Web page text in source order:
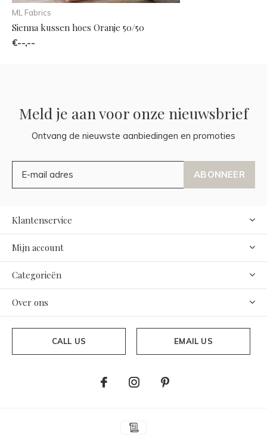
ML Fabrics
Sienna kussen hoes Oranje 50/50
€--,--
Meld je aan voor onze nieuwsbrief
Ontvang de nieuwste aanbiedingen en promoties
ABONNEER
Klantenservice
Mijn account
Categorieën
Over ons
CALL US EMAIL US